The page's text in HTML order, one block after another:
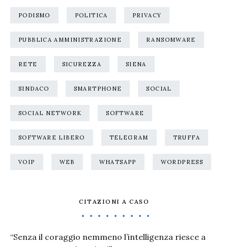
PODISMO POLITICA PRIVACY
PUBBLICA AMMINISTRAZIONE RANSOMWARE
RETE SICUREZZA SIENA
SINDACO SMARTPHONE SOCIAL
SOCIAL NETWORK SOFTWARE
SOFTWARE LIBERO TELEGRAM TRUFFA
VOIP WEB WHATSAPP WORDPRESS
CITAZIONI A CASO
“Senza il coraggio nemmeno l’intelligenza riesce a